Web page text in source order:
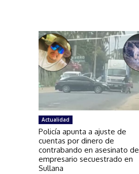
Actualidad
Policía apunta a ajuste de
cuentas por dinero de
contrabando en asesinato de
empresario secuestrado en
Sullana